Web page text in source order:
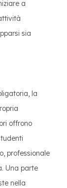
a
sia
la
offrono
professionale
Una parte
nella